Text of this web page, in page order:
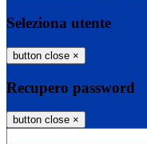
Seleziona utente
button close ×
Recupero password
button close ×